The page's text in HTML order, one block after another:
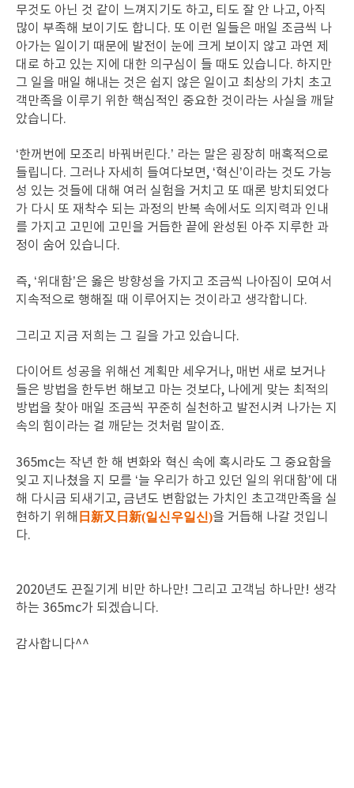
무것도 아닌 것 같이 느껴지기도 하고, 티도 잘 안 나고, 아직
많이 부족해 보이기도 합니다. 또 이런 일들은 매일 조금씩 나
아가는 일이기 때문에 발전이 눈에 크게 보이지 않고 과연 제
대로 하고 있는 지에 대한 의구심이 들 때도 있습니다. 하지만
그 일을 매일 해내는 것은 쉽지 않은 일이고 최상의 가치 초고
객만족을 이루기 위한 핵심적인 중요한 것이라는 사실을 깨달
았습니다.
‘한꺼번에 모조리 바꿔버린다.’ 라는 말은 굉장히 매혹적으로
들립니다. 그러나 자세히 들여다보면, ‘혁신’이라는 것도 가능
성 있는 것들에 대해 여러 실험을 거치고 또 때론 방치되었다
가 다시 또 재착수 되는 과정의 반복 속에서도 의지력과 인내
를 가지고 고민에 고민을 거듭한 끝에 완성된 아주 지루한 과
정이 숨어 있습니다.
즉, ‘위대함’은 옳은 방향성을 가지고 조금씩 나아짐이 모여서
지속적으로 행해질 때 이루어지는 것이라고 생각합니다.
그리고 지금 저희는 그 길을 가고 있습니다.
다이어트 성공을 위해선 계획만 세우거나, 매번 새로 보거나
들은 방법을 한두번 해보고 마는 것보다, 나에게 맞는 최적의
방법을 찾아 매일 조금씩 꾸준히 실천하고 발전시켜 나가는 지
속의 힘이라는 걸 깨닫는 것처럼 말이죠.
365mc는 작년 한 해 변화와 혁신 속에 혹시라도 그 중요함을
잊고 지나쳤을 지 모를 ‘늘 우리가 하고 있던 일의 위대함’에 대
해 다시금 되새기고, 금년도 변함없는 가치인 초고객만족을 실
현하기 위해 日新又日新(일신우일신)을 거듭해 나갈 것입니
다.
2020년도 끈질기게 비만 하나만! 그리고 고객님 하나만! 생각
하는 365mc가 되겠습니다.
감사합니다^^